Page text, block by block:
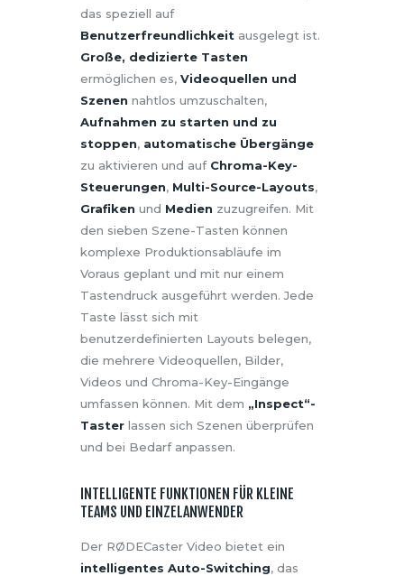
das speziell auf
Benutzerfreundlichkeit ausgelegt ist.
Große, dedizierte Tasten
ermöglichen es, Videoquellen und
Szenen nahtlos umzuschalten,
Aufnahmen zu starten und zu
stoppen, automatische Übergänge
zu aktivieren und auf Chroma-Key-
Steuerungen, Multi-Source-Layouts,
Grafiken und Medien zuzugreifen. Mit
den sieben Szene-Tasten können
komplexe Produktionsabläufe im
Voraus geplant und mit nur einem
Tastendruck ausgeführt werden. Jede
Taste lässt sich mit
benutzerdefinierten Layouts belegen,
die mehrere Videoquellen, Bilder,
Videos und Chroma-Key-Eingänge
umfassen können. Mit dem „Inspect“-
Taster lassen sich Szenen überprüfen
und bei Bedarf anpassen.
INTELLIGENTE FUNKTIONEN FÜR KLEINE
TEAMS UND EINZELANWENDER
Der RØDECaster Video bietet ein
intelligentes Auto-Switching, das